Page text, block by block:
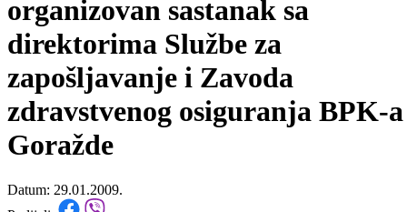
U Vladi BPK-a Goražde
organizovan sastanak sa
direktorima Službe za
zapošljavanje i Zavoda
zdravstvenog osiguranja BPK-a
Goražde